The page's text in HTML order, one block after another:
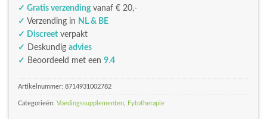
✓ Gratis verzendingvanaf € 20,-
✓ Verzending in NL & BE
✓ Discreet verpakt
✓
Deskundig advies
✓ Beoordeeld met een 9.4
Artikelnummer: 8714931002782
Categorieën: Voedingssupplementen Fytotherapie